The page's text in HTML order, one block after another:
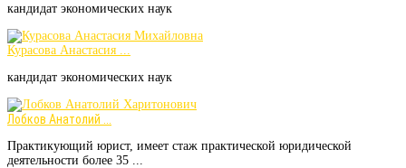
кандидат экономических наук
Курасова Анастасия ...
кандидат экономических наук
Лобков Анатолий ...
Практикующий юрист, имеет стаж практической юридической
деятельности более 35 ...